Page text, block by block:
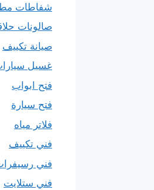
شفاطات
صالونات
صيانة تكييف
غسيل
فتح ابواب
فتح سيارة
فلاتر مياه
فني تكييف
فني
فني ستلايت